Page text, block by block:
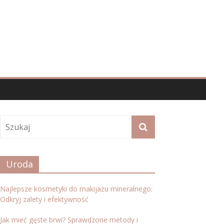
Uroda
Najlepsze kosmetyki do makijażu mineralnego:
Odkryj zalety i efektywność
Jak mieć gęste brwi? Sprawdzone metody i